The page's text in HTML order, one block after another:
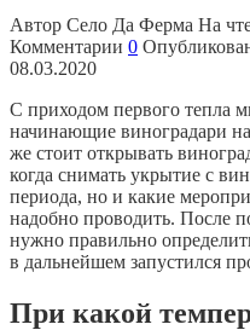
Автор Село Да Ферма На
Комментарии 0
08.03.2020
С приходом первого тепла
начинающие виноградари
же стоит открывать
когда снимать укрытие с
периода, но и какие
надобно проводить. После
нужно правильно
в дальнейшем запустился
При какой